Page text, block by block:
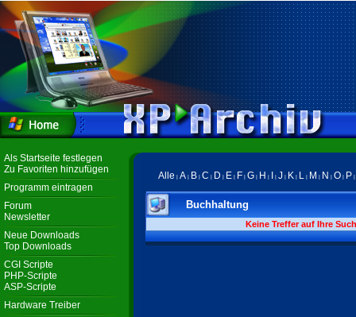
Als Startseite festlegen
Zu Favoriten hinzufügen
Programm eintragen
Forum
Newsletter
Neue Downloads
Top Downloads
CGI Scripte
PHP-Scripte
ASP-Scripte
Hardware Treiber
Alle A B C D E F G H J K L M N O P
Buchhaltung
Keine Treffer auf Ihre